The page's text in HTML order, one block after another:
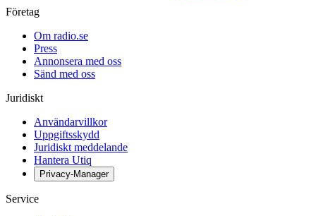
Företag
Om radio.se
Press
Annonsera med oss
Sänd med oss
Juridiskt
Användarvillkor
Uppgiftsskydd
Juridiskt meddelande
Hantera Utiq
Privacy-Manager
Service